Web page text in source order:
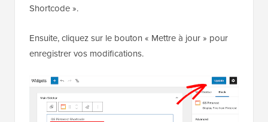
Shortcode ».
Ensuite, cliquez sur le bouton « Mettre à jour » pour
enregistrer vos modifications.